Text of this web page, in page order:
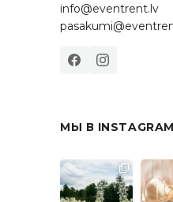
info@eventrent.lv
МЫ В INSTAGRAM